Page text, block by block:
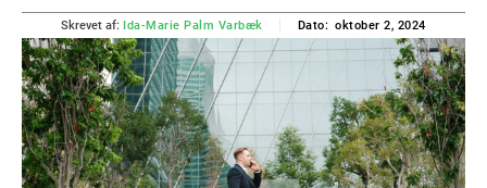
Skrevet af: Ida-Marie Palm Varbæk Dato: oktober 2, 2024